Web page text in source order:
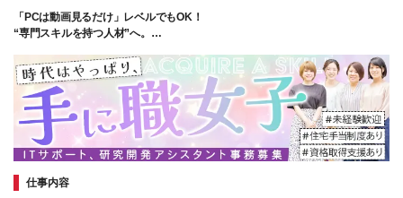
「PCは動画見るだけ」レベルでもOK！
“専門スキルを持つ人材”へ。
仕事内容